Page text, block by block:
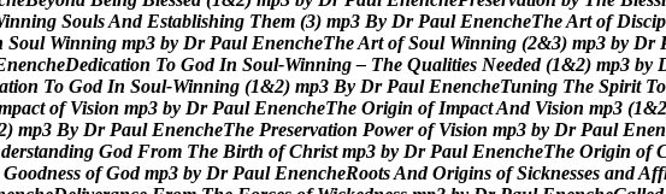
inning SoulsAnd Establishing Them (3) mp3 By Dr Paul EnencheTheArt of Discip
Soul Winning mp3 by Dr Paul EnencheTheArt of Soul Winning (2&3) mp3 by Dr
nencheDedication To God In Soul-Winning – The Qualities Needed (1&2) mp3 by
ation To God In Soul-Winning (1&2) mp3 By Dr Paul EnencheTuning The Spirit To
pact of Vision mp3 by Dr Paul EnencheThe Origin of ImpactAnd Vision mp3 (1&2
) mp3 By Dr Paul EnencheThe Preservation Power of Vision mp3 by Dr Paul Enen
derstanding God From The Birth of Christ mp3 by Dr Paul EnencheThe Origin of
Goodness of God mp3 by Dr Paul EnencheRootsAnd Origins of Sicknesses andAff